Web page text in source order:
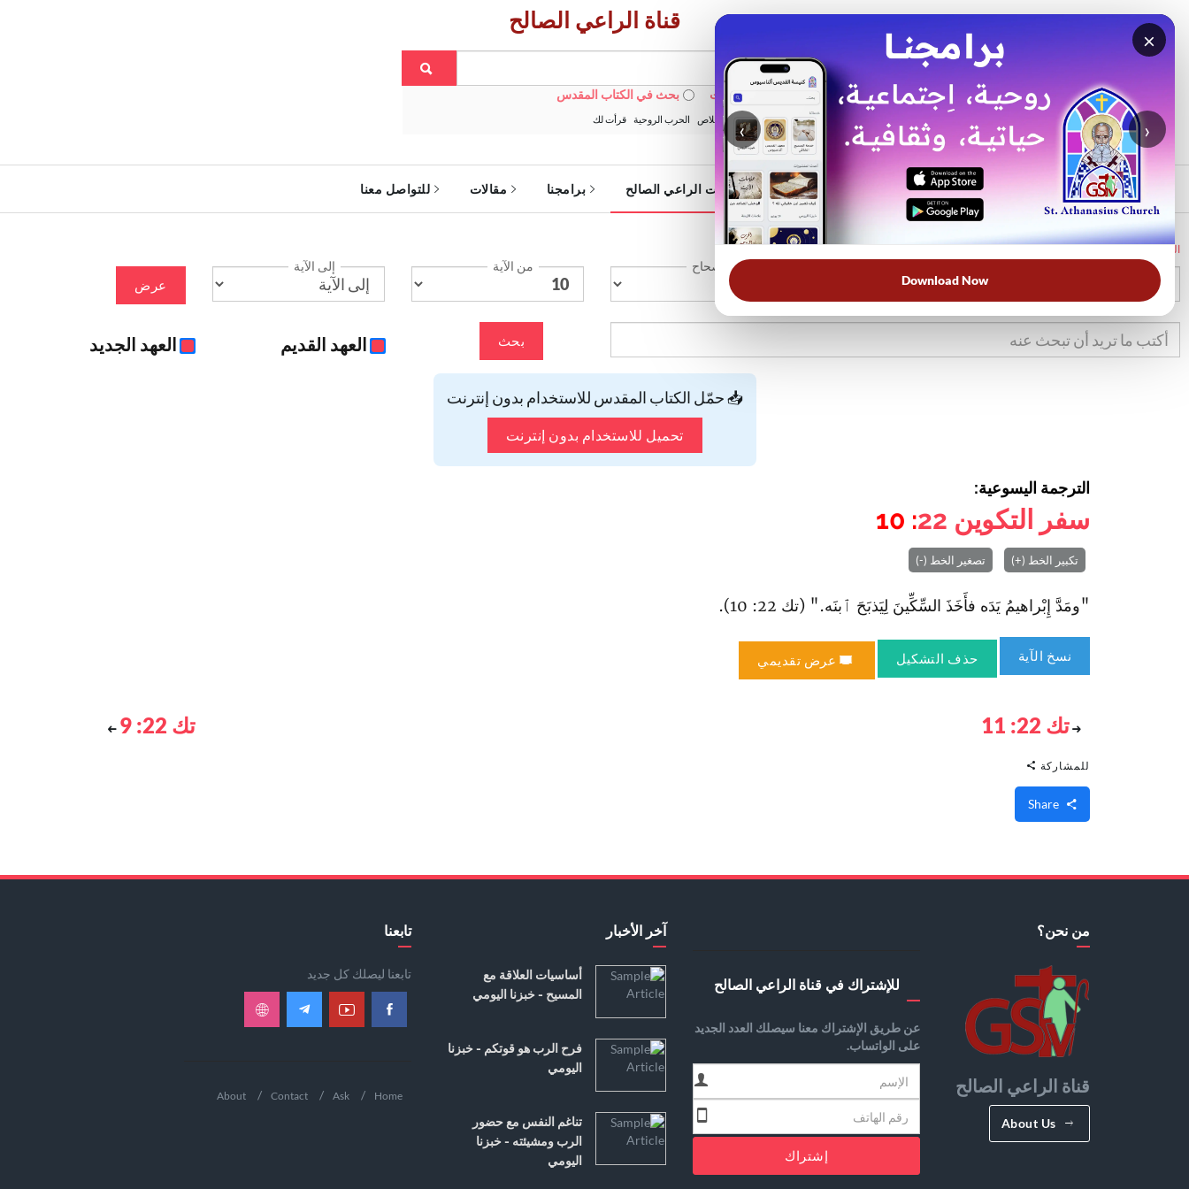
×
‹ ›
Download Now
قناة الراعي الصالح
بحث في الويبسايت بحث في الكتاب المقدس
الأكثر بحثًا: خبزنا اليومي الخلاص الحرب الروحية قرأت لك
الرئيسية خدمات الراعي الصالح برامجنا مقالات للتواصل معنا
الرئيسية
الإصحاح من الآية إلى الآية
عرض
بحث العهد القديم العهد الجديد
📥 حمّل الكتاب المقدس للاستخدام بدون إنترنت
تحميل للاستخدام بدون إنترنت
الترجمة اليسوعية:
سفر التكوين 22
: 10
تكبير الخط (+) تصغير الخط (-)
"ومَدَّ إِبْراهيمُ يَدَه فأَخَذَ السِّكِّينَ لِيَذبَحَ ٱبنَه." (تك 22: 10).
نسخ الآية حذف التشكيل عرض تقديمي
تك 22: 11 تك 22: 9
للمشاركة
من نحن؟
قناة الراعي الصالح
About Us
للإشتراك في قناة الراعي الصالح
عن طريق الإشتراك معنا سيصلك العدد الجديد
على الواتساب.
إشتراك
آخر الأخبار
أساسيات العلاقة مع
المسيح - خبزنا اليومي
فرح الرب هو قوتكم - خبزنا
اليومي
تناغم النفس مع حضور
الرب ومشيئته - خبزنا
اليومي
تابعنا
تابعنا ليصلك كل جديد
Home
Ask
Contact
About